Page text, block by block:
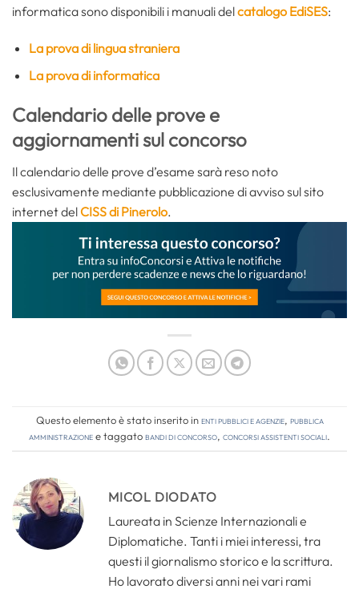
informatica sono disponibili i manuali delcatalogo EdiSES:
La prova di lingua straniera
La prova di informatica
Calendario delle prove e
aggiornamenti sul concorso
Il calendario delle prove d’esame sarà reso noto
esclusivamente mediante pubblicazione di avviso sul sito
internet delCISS di Pinerolo.
Questo elemento è stato inserito inEnti pubblici e agenzie, Pubblica
amministrazionee taggatobandi di concorso, concorsi assistenti sociali.
MICOL DIODATO
Laureata in Scienze Internazionali e
Diplomatiche. Tanti i miei interessi, tra
questi il giornalismo storico e la scrittura.
Ho lavorato diversi anni nei vari rami